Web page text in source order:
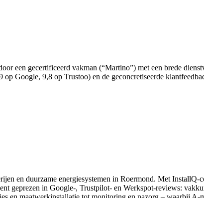
een gecertificeerd vakman (“Martino”) met een brede
Google, 9,8 op Trustoo) en de geconcretiseerde
en duurzame energiesystemen in Roermond. Met
geprezen in Google‑, Trustpilot‑ en Werkspot‑reviews: